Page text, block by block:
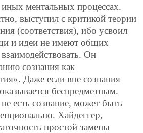
ментальных процессах.
выступил с критикой теории
(соответствия), ибо усвоил
и идеи не имеют общих
Он
сознания как
Даже если вне сознания
беспредметным.
есть сознание, может быть
Хайдеггер,
простой замены